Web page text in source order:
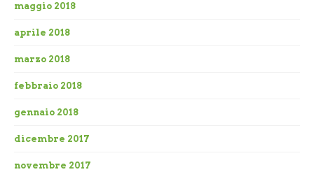
maggio 2018
aprile 2018
marzo 2018
febbraio 2018
gennaio 2018
dicembre 2017
novembre 2017